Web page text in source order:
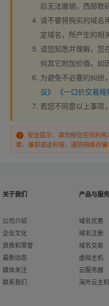
后无法撤销，西部数
请不要将购买的域名
定域名，所产生的相
请您知悉并理解，您
何其它附加价值。如
为避免不必要的纠纷
议》
《一口价交易规
若您不同意以上事项
安全提示：请勿相信任何利
单、兼职或返利等，谨防网络诈骗！
关于我们
公司介绍
企业文化
资质和荣誉
最新动态
媒体关注
联系我们
产品与服务
域名优惠
域名注册
域名交易
虚拟主机
云服务器
海外云主机